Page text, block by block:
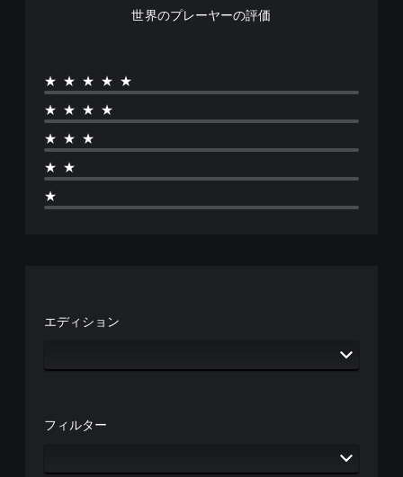
世界のプレーヤーの評価
★★★★★
★★★★
★★★
★★
★
エディション
フィルター